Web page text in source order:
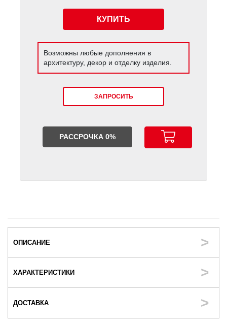
КУПИТЬ
Возможны любые дополнения в
архитектуру, декор и отделку изделия.
ЗАПРОСИТЬ
РАССРОЧКА 0%
ОПИСАНИЕ
ХАРАКТЕРИСТИКИ
ДОСТАВКА